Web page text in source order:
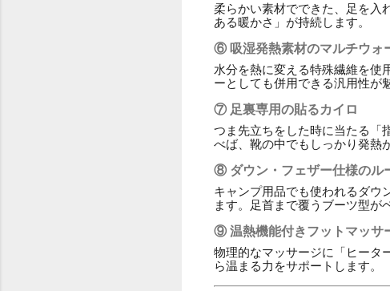
柔らかい素材でできた、足を入
ある暖かさ」が持続します。
⑥ 吸湿発熱素材のマルチウォ
水分を熱に変える特殊繊維を使
ーとしても併用できる汎用性が
⑦ 足裏専用の貼るカイロ
つま先立ちをした時に当たる「
べば、靴の中でもしっかり発熱
⑧ ダウン・フェザー仕様のル
キャンプ用品でも使われるダウ
ます。足首まで覆うブーツ型が
⑨ 温熱機能付きフットマッサ
物理的なマッサージに「ヒータ
ら温まる力をサポートします。